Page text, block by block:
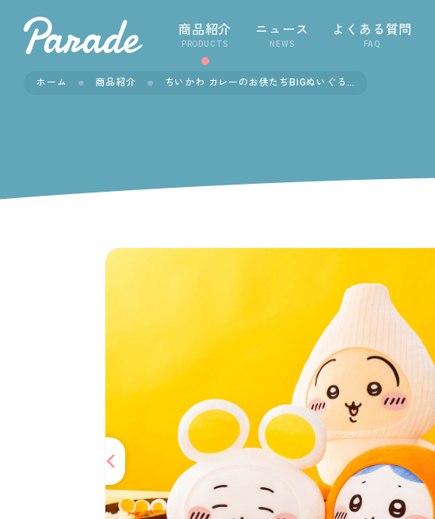
商品紹介
PRODUCTS
ニュース
NEWS
よくある質問
FAQ
ホーム 商品紹介 ちいかわ カレーのお供たちBIGぬいぐるみ